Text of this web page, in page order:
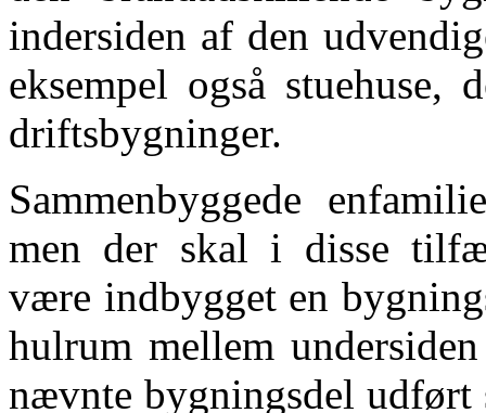
indersiden af den
eksempel også stuehuse,
driftsbygninger.
Sammenbyggede
men der skal i disse
være indbygget en
hulrum mellem
nævnte bygningsdel udført